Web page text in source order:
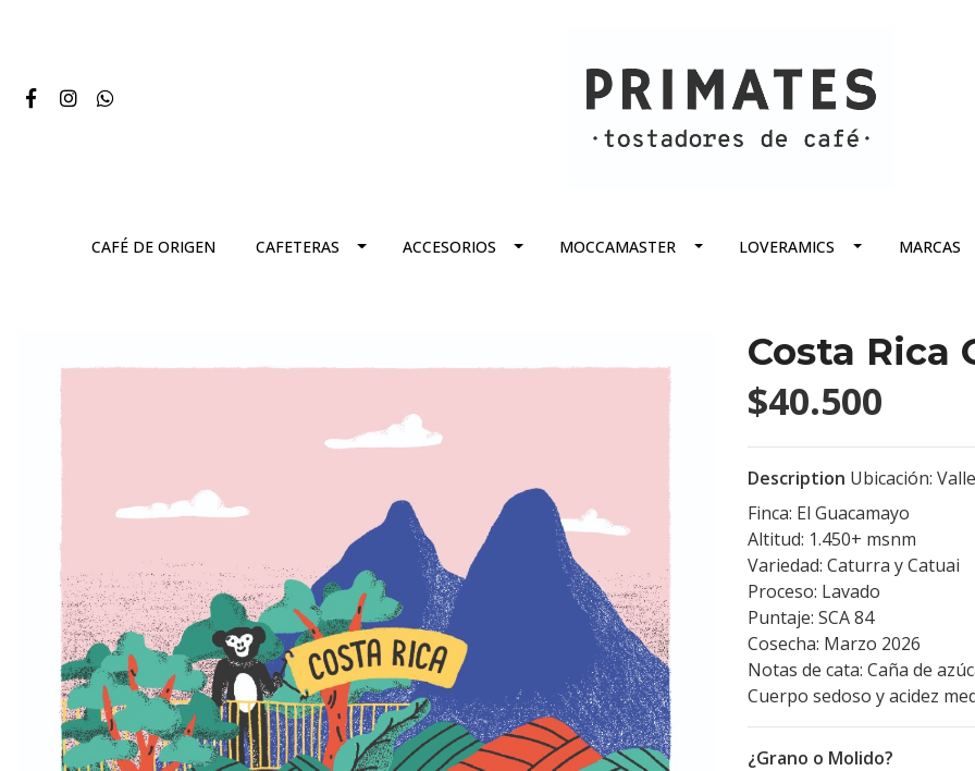
CAFÉ DE ORIGEN CAFETERAS ACCESORIOS MOCCAMASTER LOVERAMICS MARCAS
Costa Rica
$40.500
Description Ubicación:
Finca: El Guacamayo
Altitud: 1.450+ msnm
Variedad: Caturra y Catuai
Proceso: Lavado
Puntaje: SCA 84
Cosecha: Marzo 2026
Notas de cata: Caña de
Cuerpo sedoso y acidez
¿Grano o Molido?